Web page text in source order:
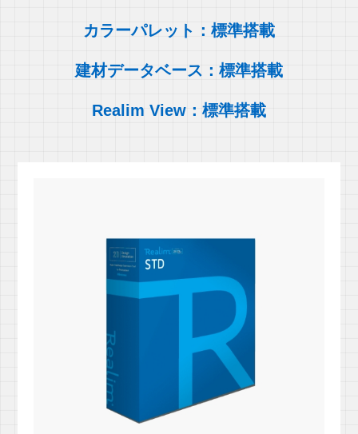
カラーパレット：標準搭載
建材データベース：標準搭載
Realim View：標準搭載